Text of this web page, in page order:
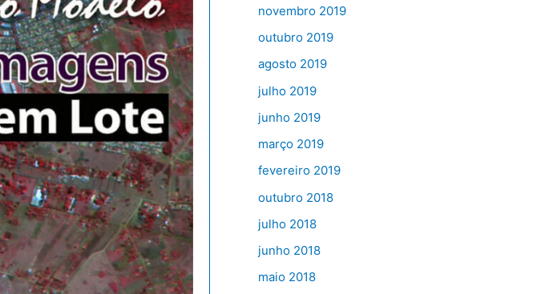
novembro 2019
outubro 2019
agosto 2019
julho 2019
junho 2019
março 2019
fevereiro 2019
outubro 2018
julho 2018
junho 2018
maio 2018